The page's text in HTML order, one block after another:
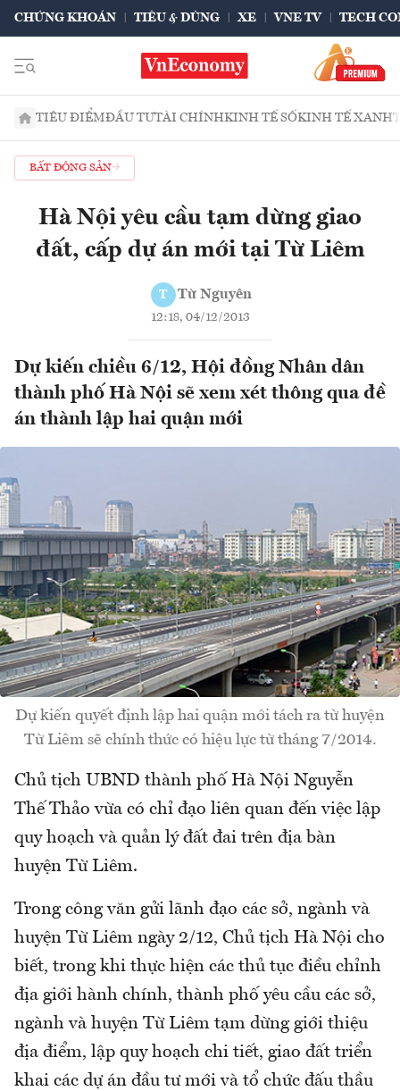
CHỨNG KHOÁN TIÊU & DÙNG XE VNE TV TECH
TIÊU ĐIỂMĐẦU TƯTÀI CHÍNHKINH TẾ SỐKINH TẾ XANH
BẤT ĐỘNG SẢN
Hà Nội yêu cầu tạm dừng giao
đất, cấp dự án mới tại Từ Liêm
T Từ Nguyên
12:18, 04/12/2013
Dự kiến chiều 6/12, Hội đồng Nhân dân
thành phố Hà Nội sẽ xem xét thông qua đề
án thành lập hai quận mới
Dự kiến quyết định lập hai quận mới tách ra từ huyện
Từ Liêm sẽ chính thức có hiệu lực từ tháng 7/2014.
Chủ tịch UBND thành phố Hà Nội Nguyễn
Thế Thảo vừa có chỉ đạo liên quan đến việc lập
quy hoạch và quản lý đất đai trên địa bàn
huyện Từ Liêm.
Trong công văn gửi lãnh đạo các sở, ngành và
huyện Từ Liêm ngày 2/12, Chủ tịch Hà Nội cho
biết, trong khi thực hiện các thủ tục điều chỉnh
địa giới hành chính, thành phố yêu cầu các sở,
ngành và huyện Từ Liêm tạm dừng giới thiệu
địa điểm, lập quy hoạch chi tiết, giao đất triển
khai các dự án đầu tư mới và tổ chức đấu thầu